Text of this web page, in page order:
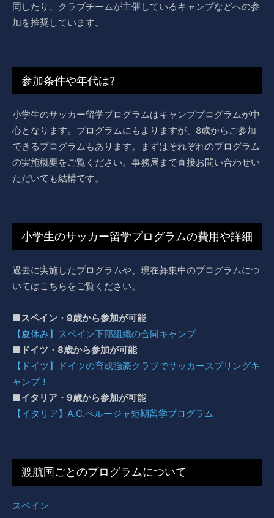
同したり、クラブチームが主催しているキャンプなどへの参
加を推奨しています。
参加条件や年代は?
小学生のサッカー留学プログラムはキャンププログラムが中
心となります。プログラムにもよりますが、8歳からご参加
できるプログラムもあります。まずはそれぞれのプログラム
の実施概要をご覧ください。事務局まで直接お問い合わせい
ただいても結構です。
小学生のサッカー留学プログラムの費用や詳細
過去に実施したプログラムや、現在募集中のプログラムにつ
いてはこちらをご覧ください。
■スペイン・9歳から参加が可能
【夏休み】スペイン下部組織の合同キャンプ
■ドイツ・8歳から参加が可能
【ドイツ】ドイツの育成強豪クラブでサッカースプリングキ
ャンプ！
■イタリア・9歳から参加が可能
【イタリア】A.C.ペルージャ短期留学プログラム
渡航国ごとのプログラムについて
スペイン